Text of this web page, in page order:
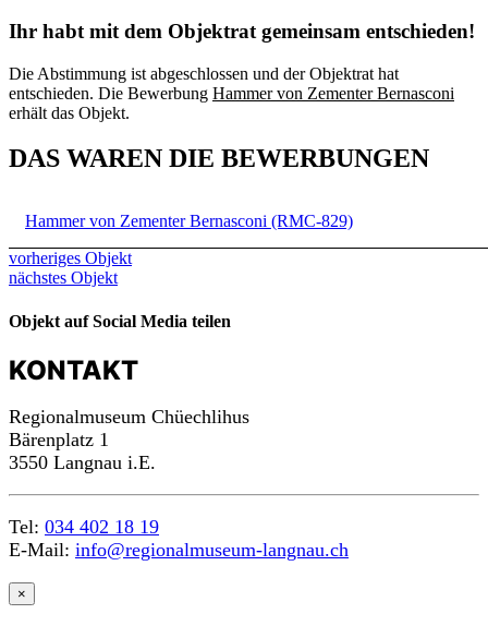
Ihr habt mit dem Objektrat gemeinsam entschieden!
Die Abstimmung ist abgeschlossen und der Objektrat hat
entschieden. Die Bewerbung Hammer von Zementer Bernasconi
erhält das Objekt.
DAS WAREN DIE BEWERBUNGEN
Hammer von Zementer Bernasconi (RMC-829)
vorheriges Objekt
nächstes Objekt
Objekt auf Social Media teilen
KONTAKT
Regionalmuseum Chüechlihus
Bärenplatz 1
3550 Langnau i.E.
Tel: 034 402 18 19
E-Mail: info@regionalmuseum-langnau.ch
×